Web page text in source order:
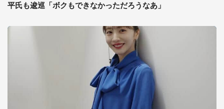
平氏も逡巡「ボクもできなかっただろうなあ」